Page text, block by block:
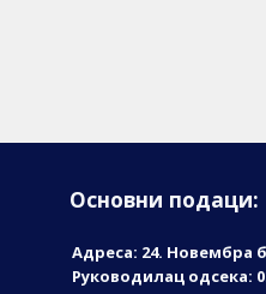
Основни подаци:
Адреса: 24. Новембрa
Руководилац одсека: